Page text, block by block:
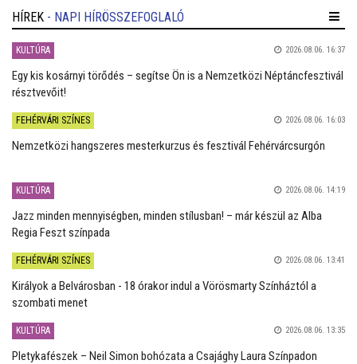
HÍREK - NAPI HÍRÖSSZEFOGLALÓ
KULTÚRA 2026.08.06. 16:37
Egy kis kosárnyi törődés – segítse Ön is a Nemzetközi Néptáncfesztivál
résztvevőit!
FEHÉRVÁRI SZÍNES 2026.08.06. 16:03
Nemzetközi hangszeres mesterkurzus és fesztivál Fehérvárcsurgón
KULTÚRA 2026.08.06. 14:19
Jazz minden mennyiségben, minden stílusban! – már készül az Alba
Regia Feszt színpada
FEHÉRVÁRI SZÍNES 2026.08.06. 13:41
Királyok a Belvárosban - 18 órakor indul a Vörösmarty Színháztól a
szombati menet
KULTÚRA 2026.08.06. 13:35
Pletykafészek – Neil Simon bohózata a Csajághy Laura Színpadon